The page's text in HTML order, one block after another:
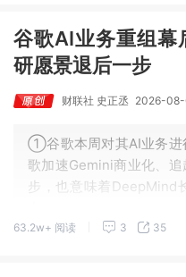
谷歌AI业务重组幕
研愿景退后一步
财联社 史正丞 2026-
①谷歌本周对其AI业务进
歌加速Gemini商业化、
步，也意味着DeepMind
②多名员工担忧实验室价
63.2w+ 阅读 3 35